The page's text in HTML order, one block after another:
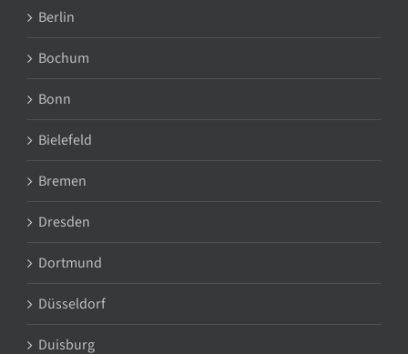
Berlin
Bochum
Bonn
Bielefeld
Bremen
Dresden
Dortmund
Düsseldorf
Duisburg